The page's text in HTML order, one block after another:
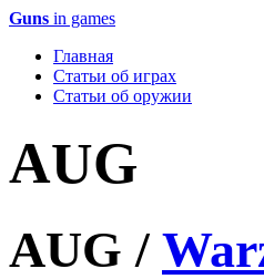
Guns in games
Главная
Статьи об играх
Статьи об оружии
AUG
AUG /